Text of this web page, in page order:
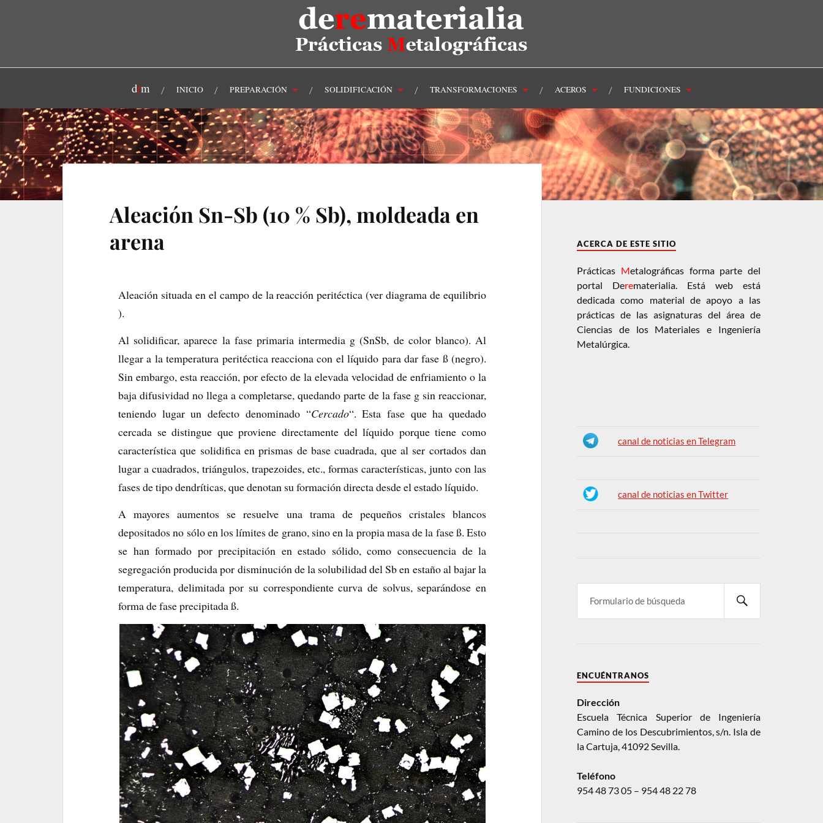
drm INICIO PREPARACIÓN SOLIDIFICACIÓN TRANSFORMACIONES ACEROS FUNDICIONES
Aleación Sn-Sb (10 % Sb), moldeada en
arena
Aleación situada en el campo de la reacción peritéctica (ver diagrama de equilibrio
).
Al solidificar, aparece la fase primaria intermedia g (SnSb, de color blanco). Al
llegar a la temperatura peritéctica reacciona con el líquido para dar fase ß (negro).
Sin embargo, esta reacción, por efecto de la elevada velocidad de enfriamiento o la
baja difusividad no llega a completarse, quedando parte de la fase g sin reaccionar,
teniendo lugar un defecto denominado “Cercado“. Esta fase que ha quedado
cercada se distingue que proviene directamente del líquido porque tiene como
característica que solidifica en prismas de base cuadrada, que al ser cortados dan
lugar a cuadrados, triángulos, trapezoides, etc., formas características, junto con las
fases de tipo dendríticas, que denotan su formación directa desde el estado líquido.
A mayores aumentos se resuelve una trama de pequeños cristales blancos
depositados no sólo en los límites de grano, sino en la propia masa de la fase ß. Esto
se han formado por precipitación en estado sólido, como consecuencia de la
segregación producida por disminución de la solubilidad del Sb en estaño al bajar la
temperatura, delimitada por su correspondiente curva de solvus, separándose en
forma de fase precipitada ß.
ACERCA DE ESTE SITIO
Prácticas Metalográficas forma parte del
portal Derematerialia. Está web está
dedicada como material de apoyo a las
prácticas de las asignaturas del área de
Ciencias de los Materiales e Ingeniería
Metalúrgica.
canal de noticias en Telegram
canal de noticias en Twitter
ENCUÉNTRANOS
Dirección
Escuela Técnica Superior de Ingeniería
Camino de los Descubrimientos, s/n. Isla de
la Cartuja, 41092 Sevilla.
Teléfono
954 48 73 05 – 954 48 22 78